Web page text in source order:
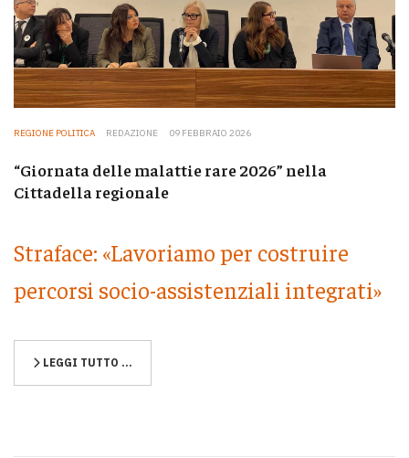
REGIONE POLITICA REDAZIONE 09 FEBBRAIO 2026
“Giornata delle malattie rare 2026” nella
Cittadella regionale
Straface: «Lavoriamo per costruire
percorsi socio-assistenziali integrati»
LEGGI TUTTO …